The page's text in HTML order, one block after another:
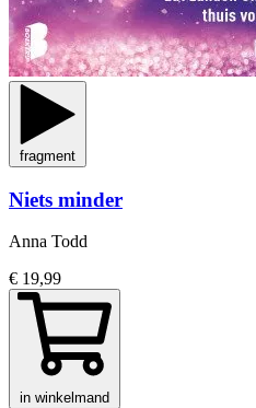
fragment
Niets minder
Anna Todd
€ 19,99
in winkelmand